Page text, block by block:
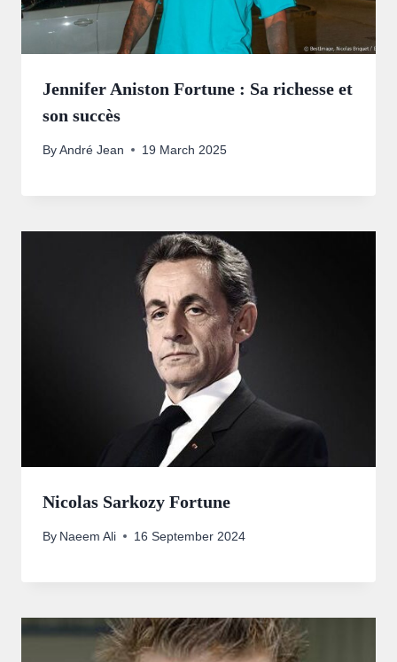
Jennifer Aniston Fortune : Sa richesse et
son succès
By André Jean 19 March 2025
Nicolas Sarkozy Fortune
By Naeem Ali 16 September 2024